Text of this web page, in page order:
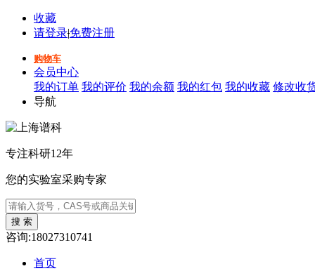
收藏
请登录|免费注册
购物车
会员中心
我的订单 我的评价 我的余额 我的红包 我的收藏 修改收
导航
专注科研12年
您的实验室采购专家
咨询:18027310741
首页